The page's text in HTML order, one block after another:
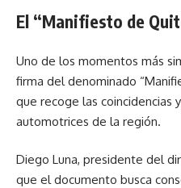
El “Manifiesto de
Uno de los momentos más
firma del denominado
que recoge las coincidencias
automotrices de la región.
Diego Luna, presidente del
que el documento busca